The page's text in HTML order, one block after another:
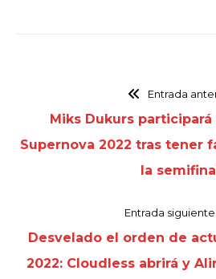
Entrada
Miks Dukurs
Supernova 2022 tras tener
la
Entrada siguiente
Desvelado el orden de
2022: Cloudless abrirá y